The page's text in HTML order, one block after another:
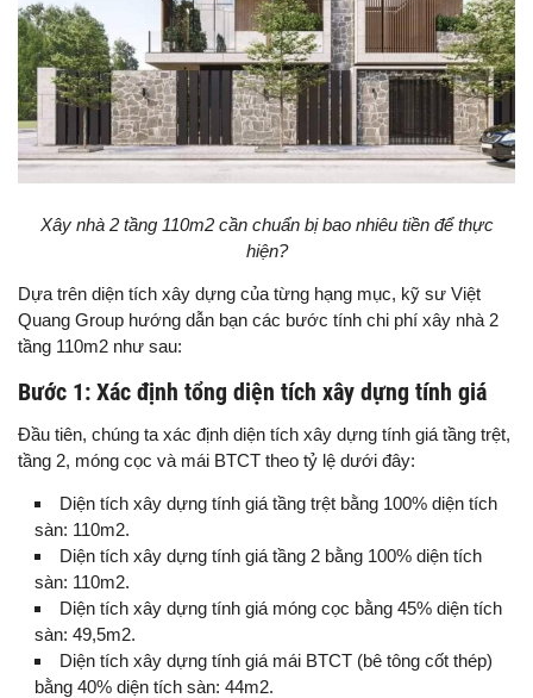
Xây nhà 2 tầng 110m2 cần chuẩn bị bao nhiêu tiền để thực
hiện?
Dựa trên diện tích xây dựng của từng hạng mục, kỹ sư Việt
Quang Group hướng dẫn bạn các bước tính chi phí xây nhà 2
tầng 110m2 như sau:
Bước 1: Xác định tổng diện tích xây dựng tính giá
Đầu tiên, chúng ta xác định diện tích xây dựng tính giá tầng trệt,
tầng 2, móng cọc và mái BTCT theo tỷ lệ dưới đây:
Diện tích xây dựng tính giá tầng trệt bằng 100% diện tích
sàn: 110m2.
Diện tích xây dựng tính giá tầng 2 bằng 100% diện tích
sàn: 110m2.
Diện tích xây dựng tính giá móng cọc bằng 45% diện tích
sàn: 49,5m2.
Diện tích xây dựng tính giá mái BTCT (bê tông cốt thép)
bằng 40% diện tích sàn: 44m2.